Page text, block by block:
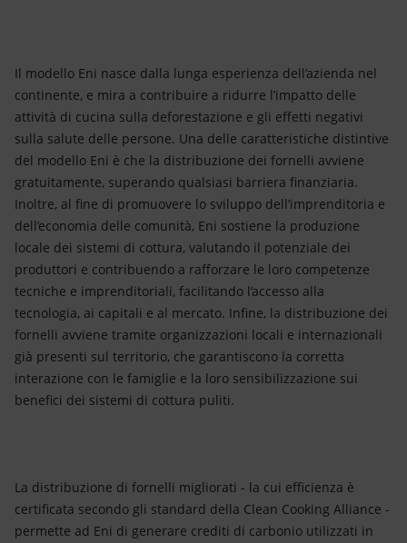
Il modello Eni nasce dalla lunga esperienza dell’azienda nel
continente, e mira a contribuire a ridurre l’impatto delle
attività di cucina sulla deforestazione e gli effetti negativi
sulla salute delle persone. Una delle caratteristiche distintive
del modello Eni è che la distribuzione dei fornelli avviene
gratuitamente, superando qualsiasi barriera finanziaria.
Inoltre, al fine di promuovere lo sviluppo dell’imprenditoria e
dell’economia delle comunità, Eni sostiene la produzione
locale dei sistemi di cottura, valutando il potenziale dei
produttori e contribuendo a rafforzare le loro competenze
tecniche e imprenditoriali, facilitando l’accesso alla
tecnologia, ai capitali e al mercato. Infine, la distribuzione dei
fornelli avviene tramite organizzazioni locali e internazionali
già presenti sul territorio, che garantiscono la corretta
interazione con le famiglie e la loro sensibilizzazione sui
benefici dei sistemi di cottura puliti.
La distribuzione di fornelli migliorati - la cui efficienza è
certificata secondo gli standard della Clean Cooking Alliance -
permette ad Eni di generare crediti di carbonio utilizzati in